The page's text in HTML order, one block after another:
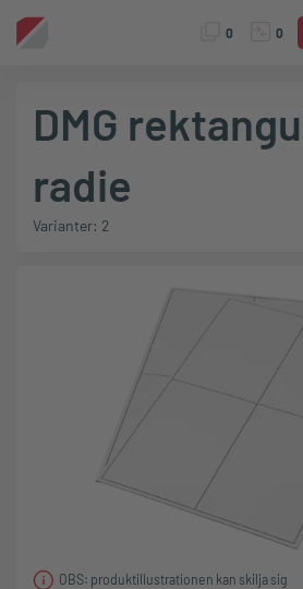
0 0
DMG
radie
Varianter: 2
OBS: produktillustrationen kan skilja sig